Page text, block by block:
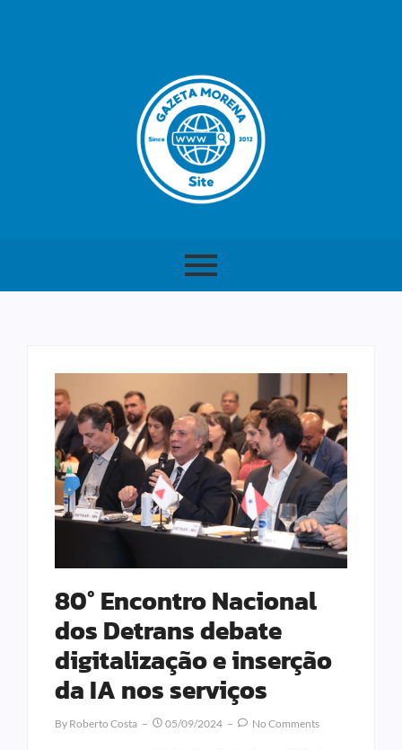
80° Encontro Nacional
dos Detrans debate
digitalização e inserção
da IA nos serviços
By Roberto Costa 05/09/2024 No Comments